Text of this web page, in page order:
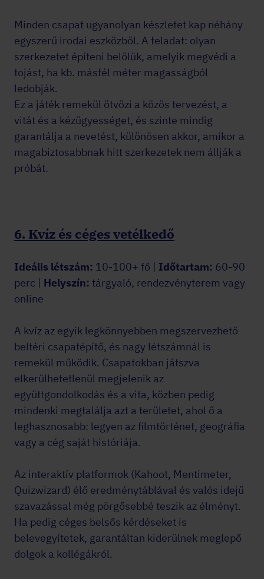
Minden csapat ugyanolyan készletet kap néhány
egyszerű irodai eszközből. A feladat: olyan
szerkezetet építeni belőlük, amelyik megvédi a
tojást, ha kb. másfél méter magasságból
ledobják.
Ez a játék remekül ötvözi a közös tervezést, a
vitát és a kézügyességet, és szinte mindig
garantálja a nevetést, különösen akkor, amikor a
magabiztosabbnak hitt szerkezetek nem állják a
próbát.
6. Kvíz és céges vetélkedő
Ideális létszám: 10-100+ fő | Időtartam: 60-90
perc | Helyszín: tárgyaló, rendezvényterem vagy
online
A kvíz az egyik legkönnyebben megszervezhető
beltéri csapatépítő, és nagy létszámnál is
remekül működik. Csapatokban játszva
elkerülhetetlenül megjelenik az
együttgondolkodás és a vita, közben pedig
mindenki megtalálja azt a területet, ahol ő a
leghasznosabb: legyen az filmtörténet, geográfia
vagy a cég saját históriája.
Az interaktív platformok (Kahoot, Mentimeter,
Quizwizard) élő eredménytáblával és valós idejű
szavazással még pörgősebbé teszik az élményt.
Ha pedig céges belsős kérdéseket is
belevegyítetek, garantáltan kiderülnek meglepő
dolgok a kollégákról.